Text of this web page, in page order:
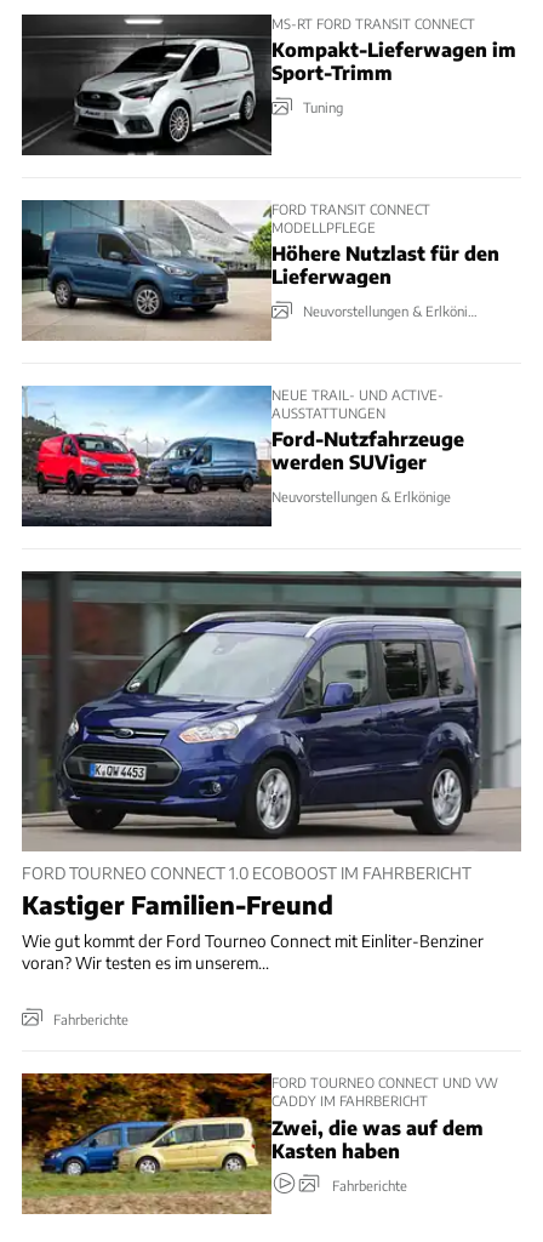
MS-RT FORD TRANSIT CONNECT
Kompakt-Lieferwagen im
Sport-Trimm
Tuning
FORD TRANSIT CONNECT
MODELLPFLEGE
Höhere Nutzlast für den
Lieferwagen
Neuvorstellungen & Erlkönige
NEUE TRAIL- UND ACTIVE-
AUSSTATTUNGEN
Ford-Nutzfahrzeuge
werden SUViger
Neuvorstellungen & Erlkönige
FORD TOURNEO CONNECT 1.0 ECOBOOST IM FAHRBERICHT
Kastiger Familien-Freund
Wie gut kommt der Ford Tourneo Connect mit Einliter-Benziner
voran? Wir testen es im unserem...
Fahrberichte
FORD TOURNEO CONNECT UND VW
CADDY IM FAHRBERICHT
Zwei, die was auf dem
Kasten haben
Fahrberichte